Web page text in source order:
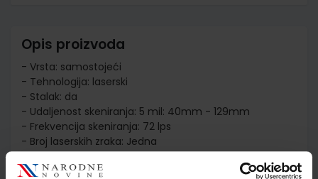
Opis proizvoda
- Vrsta: samostojeći
- Tehnologija: laserski
- Stalak: da
- Udaljenost skeniranja: 5 mil: 40mm - 129mm
- Frekvencija skeniranja: 72 lps
- Broj laserskih zraka: Jedna
- Izvor svijetla: 0 - 70,000 lux
- CodeGate: da